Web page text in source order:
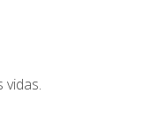
vidas.